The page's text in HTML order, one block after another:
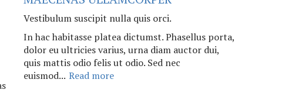
Vestibulum suscipit nulla quis orci.
In hac habitasse platea dictumst. Phasellus porta,
dolor eu ultricies varius, urna diam auctor dui,
quis mattis odio felis ut odio. Sed nec
euismod... Read more